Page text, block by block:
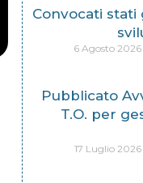
Convocati
6 Agosto 2026
Pubblicato
T.O. per
17 Luglio 2026